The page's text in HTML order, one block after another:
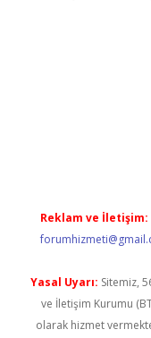
Reklam ve İletişim:
Yasal Uyarı: Sitemiz,
ve İletişim Kurumu
olarak hizmet